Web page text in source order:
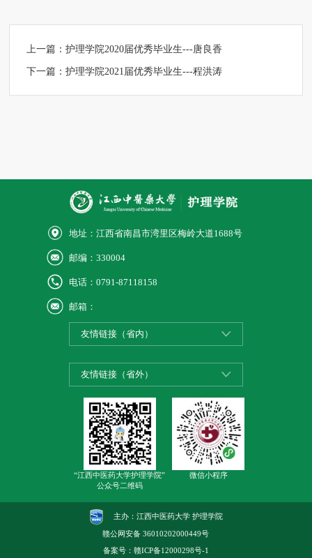
上一篇：护理学院2020届优秀毕业生---唐良香
下一篇：护理学院2021届优秀毕业生---程洪涛
地址：江西省南昌市湾里区梅岭大道1688号
邮编：330004
电话：0791-87118158
邮箱：
友情链接（省内）
友情链接（省外）
“江西中医药大学护理学院”
公众号二维码
微信小程序
主办：江西中医药大学 护理学院
赣公网安备36010202000449号
备案号： 赣ICP备12000298号-1